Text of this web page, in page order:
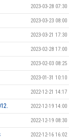
2023-03-28 07:30
2023-03-23 08:00
2023-03-21 17:30
2023-02-28 17:00
2023-02-03 08:25
2023-01-31 10:10
2022-12-21 14:17
2022-12-19 14:00
2022-12-19 08:30
2022-12-16 16:02